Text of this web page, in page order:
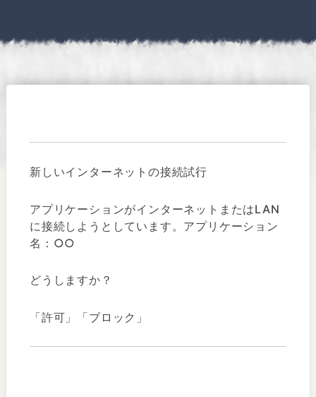
新しいインターネットの接続試行
アプリケーションがインターネットまたはLAN
に接続しようとしています。アプリケーション
名：○○
どうしますか？
「許可」「ブロック」